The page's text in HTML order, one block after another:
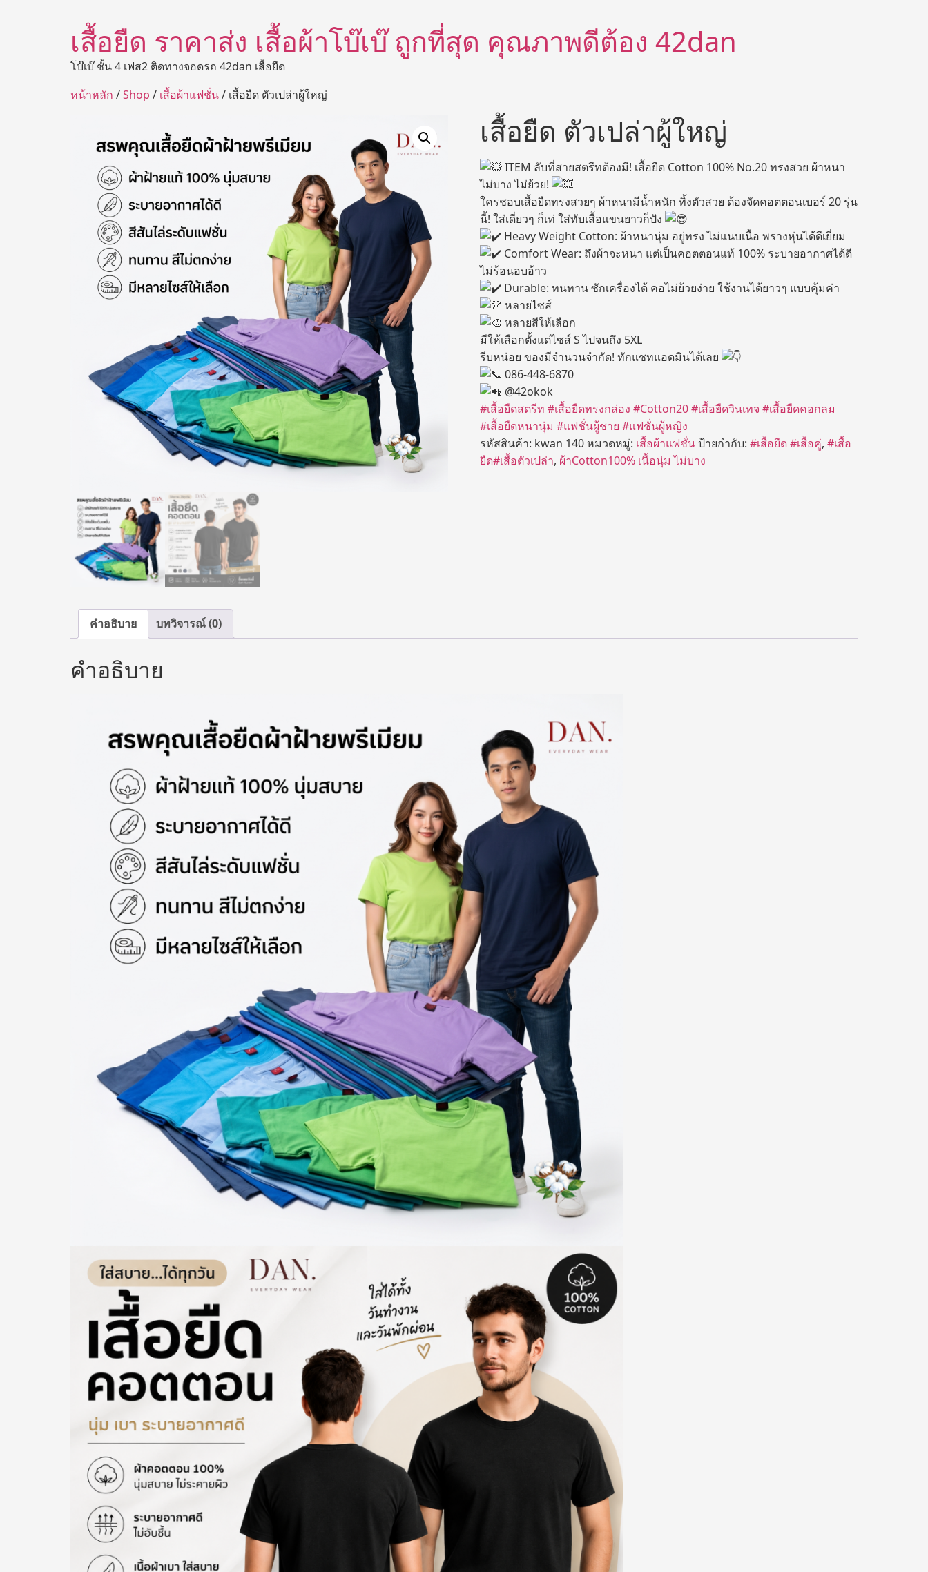
เสื้อยืด ราคาส่ง เสื้อผ้าโบ๊เบ๊ ถูกที่สุด คุณภาพดีต้อง 42dan
โบ๊เบ๊ ชั้น 4 เฟส2 ติดทางจอดรถ 42dan เสื้อยืด
หน้าหลัก /Shop / เสื้อผ้าแฟชั่น/ เสื้อยืด ตัวเปล่าผู้ใหญ่
เสื้อยืด ตัวเปล่าผู้ใหญ่
ITEM ลับที่สายสตรีทต้องมี! เสื้อยืด Cotton 100% No.20 ทรงสวย ผ้าหนา
ไม่บาง ไม่ย้วย!
ใครชอบเสื้อยืดทรงสวยๆ ผ้าหนามีน้ำหนัก ทิ้งตัวสวย ต้องจัดคอตตอนเบอร์ 20 รุ่น
นี้! ใส่เดี่ยวๆ ก็เท่ ใส่ทับเสื้อแขนยาวก็ปัง
Heavy Weight Cotton: ผ้าหนานุ่ม อยู่ทรง ไม่แนบเนื้อ พรางหุ่นได้ดีเยี่ยม
Comfort Wear: ถึงผ้าจะหนา แต่เป็นคอตตอนแท้ 100% ระบายอากาศได้ดี
ไม่ร้อนอบอ้าว
Durable: ทนทาน ซักเครื่องได้ คอไม่ย้วยง่าย ใช้งานได้ยาวๆ แบบคุ้มค่า
หลายไซส์
หลายสีให้เลือก
มีให้เลือกตั้งแต่ไซส์ S ไปจนถึง 5XL
รีบหน่อย ของมีจำนวนจำกัด! ทักแชทแอดมินได้เลย
086-448-6870
@42okok
#เสื้อยืดสตรีท #เสื้อยืดทรงกล่อง #Cotton20#เสื้อยืดวินเทจ #เสื้อยืดคอกลม
#เสื้อยืดหนานุ่ม #แฟชั่นผู้ชาย #แฟชั่นผู้หญิง
รหัสสินค้า: kwan 140หมวดหมู่: เสื้อผ้าแฟชั่นป้ายกำกับ: #เสื้อยืด #เสื้อคู่, #เสื้อ
ยืด#เสื้อตัวเปล่า, ผ้าCotton100% เนื้อนุ่ม ไม่บาง
คำอธิบาย บทวิจารณ์ (0)
คำอธิบาย